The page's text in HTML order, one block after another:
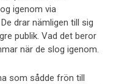
igenom via
drar nämligen till sig
publik. Vad det beror
när de slog igenom.
som sådde frön till